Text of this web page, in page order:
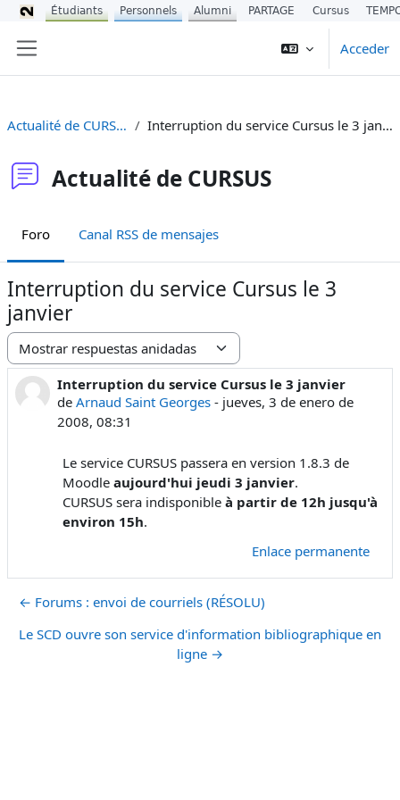
Acceder
Actualité de CURSUS Interruption du service Cursus le 3 janvier
Actualité de CURSUS
Foro Canal RSS de mensajes
Interruption du service Cursus le 3
janvier
Mostrar modo
Interruption du service Cursus le 3 janvier
deArnaud Saint Georges - jueves, 3 de enero de
2008, 08:31
Número de respuestas: 0
Le service CURSUS passera en version 1.8.3 de
Moodle aujourd'hui jeudi 3 janvier.
CURSUS sera indisponible à partir de 12h jusqu'à
environ 15h.
Enlace permanente
← Forums : envoi de courriels (RÉSOLU)
Le SCD ouvre son service d'information bibliographique en
ligne →
Étudiants Personnels Alumni PARTAGE Cursus